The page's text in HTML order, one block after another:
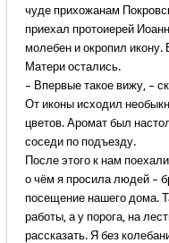
чуде прихожанам
приехал протоиерей
молебен и окропил икону.
Матери остались.
– Впервые такое вижу, –
От иконы исходил
цветов. Аромат был
соседи по подъезду.
После этого к нам
о чём я просила людей –
посещение нашего дома.
работы, а у порога, на
рассказать. Я без